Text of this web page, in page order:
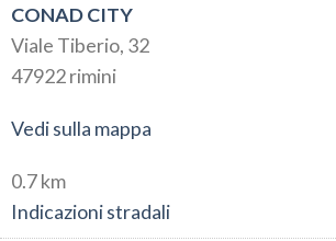
CONAD CITY
Viale Tiberio, 32
47922 rimini
Vedi sulla mappa
0.7 km
Indicazioni stradali